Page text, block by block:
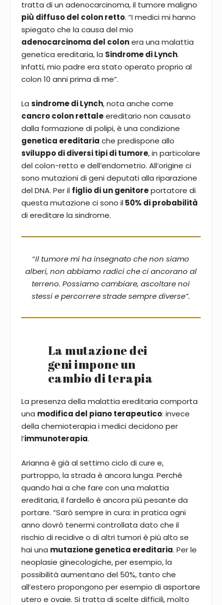
tratta di un adenocarcinoma, il tumore maligno
più diffuso del colon retto. “I medici mi hanno
spiegato che la causa del mio
adenocarcinoma del colonera una malattia
genetica ereditaria, la Sindrome di Lynch.
Infatti, mio padre era stato operato proprio al
colon 10 anni prima di me”.
La sindrome di Lynch, nota anche come
cancro colon rettaleereditario non causato
dalla formazione di polipi, è una condizione
genetica ereditaria che predispone allo
sviluppo di diversi tipi di tumore, in particolare
del colon-retto e dell’endometrio. All’origine ci
sono mutazioni di geni deputati alla riparazione
del DNA. Per il figlio di un genitoreportatore di
questa mutazione ci sono il50% di probabilità
di ereditare la sindrome.
“Il tumore mi ha insegnato che non siamo
alberi, non abbiamo radici che ci ancorano al
terreno. Possiamo cambiare, ascoltare noi
stessi e percorrere strade sempre diverse”.
La mutazione dei
geni impone un
cambio di terapia
La presenza della malattia ereditaria comporta
una modifica del piano terapeutico: invece
della chemioterapia i medici decidono per
l’immunoterapia.
Arianna è già al settimo ciclo di cure e,
purtroppo, la strada è ancora lunga. Perché
quando hai a che fare con una malattia
ereditaria, il fardello è ancora più pesante da
portare. “Sarò sempre in cura: in pratica ogni
anno dovrò tenermi controllata dato che il
rischio di recidive o di altri tumori è più alto se
hai una mutazione genetica ereditaria. Per le
neoplasie ginecologiche, per esempio, la
possibilità aumentano del 50%, tanto che
all’estero propongono per esempio di asportare
utero e ovaie. Si tratta di scelte difficili, molto